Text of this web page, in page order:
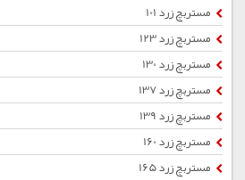
مستربچ زرد 101
مستربچ زرد 123
مستربچ زرد 130
مستربچ زرد 137
مستربچ زرد 139
مستربچ زرد 160
مستربچ زرد 165